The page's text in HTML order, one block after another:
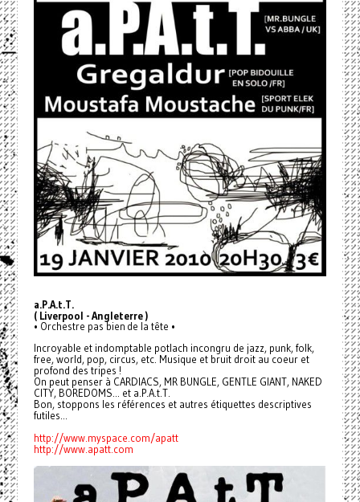
a.P.A.t.T.
( Liverpool - Angleterre )
• Orchestre pas bien de la tête •
Incroyable et indomptable potlach incongru de jazz, punk, folk,
free, world, pop, circus, etc. Musique et bruit droit au coeur et
profond des tripes !
On peut penser à CARDIACS, MR BUNGLE, GENTLE GIANT, NAKED
CITY, BOREDOMS... et a.P.A.t.T.
Bon, stoppons les références et autres étiquettes descriptives
futiles...
http://www.myspace.com/apatt
http://www.apatt.com